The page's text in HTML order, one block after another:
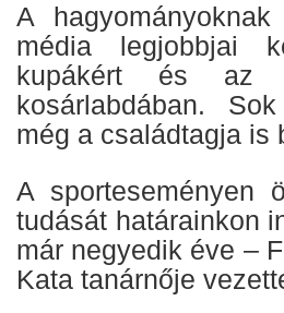
A
média legjobbjai
kupákért és az
kosárlabdában.
még a családtagja is
A sporteseményen
tudását határainkon
már negyedik éve –
Kata tanárnője